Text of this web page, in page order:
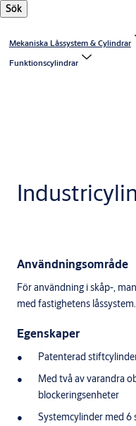
Sök
Mekaniska Låssystem & Cylindrar
Funktionscylindrar
Användningsområde
För användning i skåp-,
med fastighetens låssystem.
Egenskaper
Patenterad
Med två av varandra
blockeringsenheter
Systemcylinder med 6